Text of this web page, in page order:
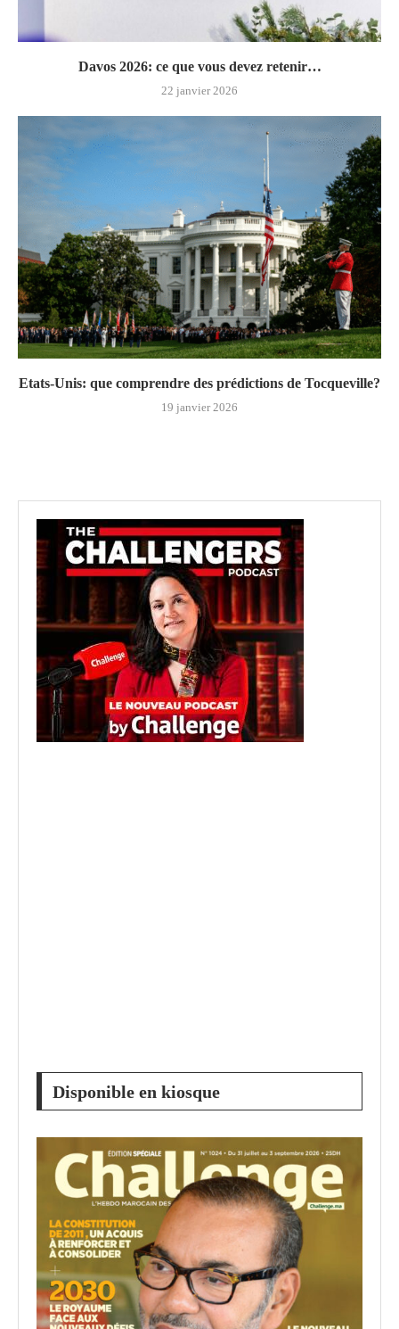
Davos 2026: ce que vous devez retenir…
22 janvier 2026
Etats-Unis: que comprendre des prédictions de Tocqueville?
19 janvier 2026
Disponible en kiosque